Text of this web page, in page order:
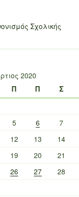
Σχολικής
2020
Π Π Σ
5 6 7
12 13 14
19 20 21
26 27 28